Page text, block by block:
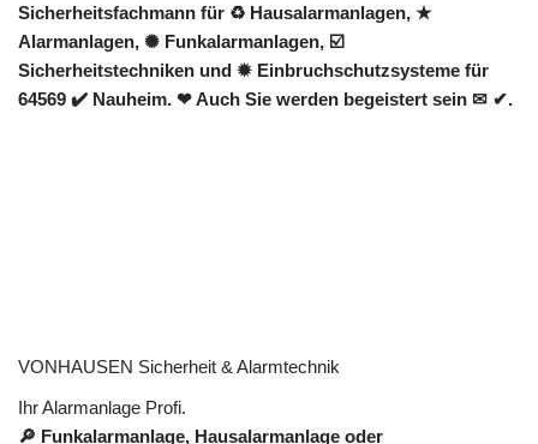
Sicherheitsfachmann für ♻ Hausalarmanlagen, ★
Alarmanlagen, ✺ Funkalarmanlagen, ☑️
Sicherheitstechniken und ✹ Einbruchschutzsysteme für
64569 ✔️ Nauheim. ❤ Auch Sie werden begeistert sein ✉ ✔.
VONHAUSEN Sicherheit & Alarmtechnik
Ihr Alarmanlage Profi.
🔎 Funkalarmanlage, Hausalarmanlage oder